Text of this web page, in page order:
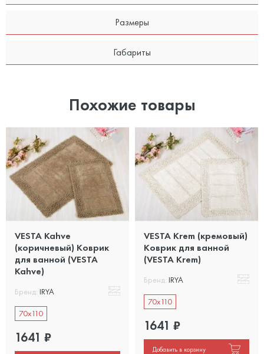
Размеры
Габариты
Похожие товары
VESTA Kahve
(коричневый) Коврик
для ванной (VESTA
Kahve)
Бренд: IRYA
70x110
1641 ₽
VESTA Krem (кремовый)
Коврик для ванной
(VESTA Krem)
Бренд: IRYA
70x110
1641 ₽
Добавить в корзину